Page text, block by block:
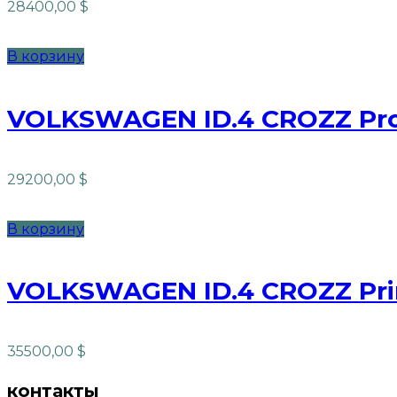
28400,00 $
В корзину
VOLKSWAGEN ID.4 CROZZ
29200,00 $
В корзину
VOLKSWAGEN ID.4 CROZZ
35500,00 $
контакты